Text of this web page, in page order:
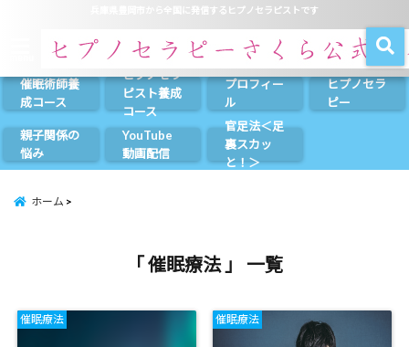
兵庫県豊岡市から全国に発信するヒプノセラピストです
催眠術師養
成コース
ヒプノセラ
ピスト養成
コース
プロフィー
ル
ヒプノセラ
ピー
親子関係の
悩み
YouTube
動画配信
官足法＜足
裏スカッ
と！＞
ホーム
「 催眠療法 」 一覧
催眠療法 催眠療法